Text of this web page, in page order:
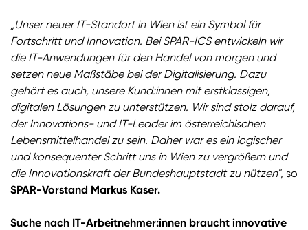
„Unser neuer IT-Standort in Wien ist ein Symbol für
Fortschritt und Innovation. Bei SPAR-ICS entwickeln wir
die IT-Anwendungen für den Handel von morgen und
setzen neue Maßstäbe bei der Digitalisierung. Dazu
gehört es auch, unsere Kund:innen mit erstklassigen,
digitalen Lösungen zu unterstützen. Wir sind stolz darauf,
der Innovations- und IT-Leader im österreichischen
Lebensmittelhandel zu sein. Daher war es ein logischer
und konsequenter Schritt uns in Wien zu vergrößern und
die Innovationskraft der Bundeshauptstadt zu nützen", so
SPAR-Vorstand Markus Kaser.
Suche nach IT-Arbeitnehmer:innen braucht innovative